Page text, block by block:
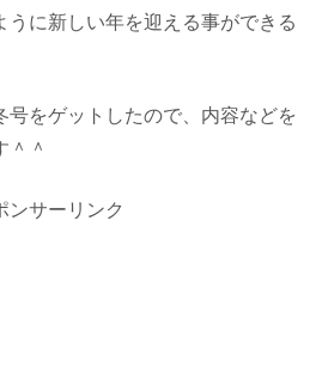
うに新しい年を迎える事ができる
号をゲットしたので、内容などを
＾＾
ンサーリンク